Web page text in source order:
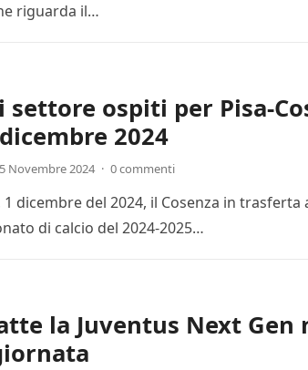
riguarda il…
ospiti per Pisa-
2024
Novembre 2024 · 0 commenti
dicembre del 2024, il Cosenza in
di calcio del 2024-2025…
la Juventus Next Gen